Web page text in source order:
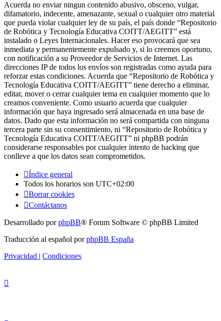
Acuerda no enviar ningun contenido abusivo, obsceno, vulgar,
difamatorio, indecente, amenazante, sexual o cualquier otro material
que pueda violar cualquier ley de su país, el país donde “Repositorio
de Robótica y Tecnología Educativa COITT/AEGITT” está
instalado o Leyes Internacionales. Hacer eso provocará que sea
inmediata y permanentemente expulsado y, si lo creemos oportuno,
con notificación a su Proveedor de Servicios de Internet. Las
direcciones IP de todos los envíos son registradas como ayuda para
reforzar estas condiciones. Acuerda que “Repositorio de Robótica y
Tecnología Educativa COITT/AEGITT” tiene derecho a eliminar,
editar, mover o cerrar cualquier tema en cualquier momento que lo
creamos conveniente. Como usuario acuerda que cualquier
información que haya ingresado será almacenada en una base de
datos. Dado que esta información no será compartida con ninguna
tercera parte sin su consentimiento, ni “Repositorio de Robótica y
Tecnología Educativa COITT/AEGITT” ni phpBB podrán
considerarse responsables por cualquier intento de hacking que
conlleve a que los datos sean comprometidos.
Índice general
Todos los horarios son UTC+02:00
Borrar cookies
Contáctanos
Desarrollado porphpBB® Forum Software © phpBB Limited
Traducción al español porphpBB España
Privacidad | Condiciones